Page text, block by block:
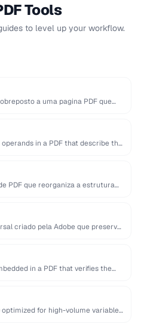
Tools
to level up your workflow.
a uma pagina PDF que
in a PDF that describe the
PDF que reorganiza a estrutura
criado pela Adobe que preserva
in a PDF that verifies the
optimized for high-volume variable-